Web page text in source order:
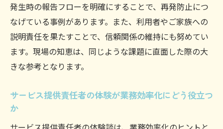
の共有術
働き方最適化へ導くサービス提供責任者の体験
共有
サービス提供責任者の体験が働き方改革に
貢献する理由
働き方最適化を実現したサービス提供責任
者のポイント
サービス提供責任者の経験から学ぶワーク
発生時の報告フローを明確にすることで、再発防止につ
なげている事例があります。また、利用者やご家族への
説明責任を果たすことで、信頼関係の維持にも努めてい
ます。現場の知恵は、同じような課題に直面した際の大
きな参考となります。
サービス提供責任者の体験が業務効率化にどう役立つ
か